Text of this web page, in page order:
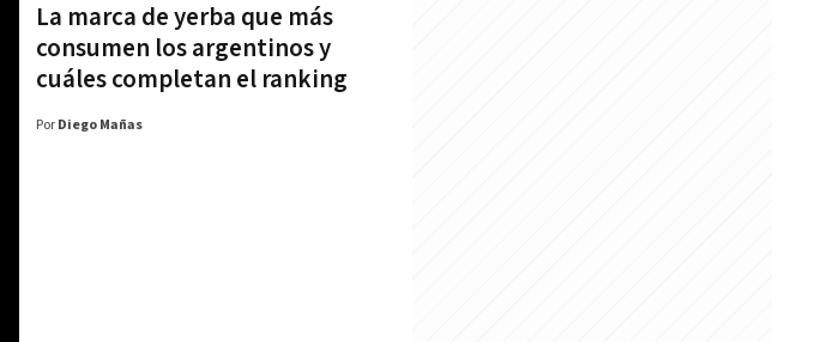
La marca de yerba que más
consumen los argentinos y
cuáles completan el ranking
Por Diego Mañas